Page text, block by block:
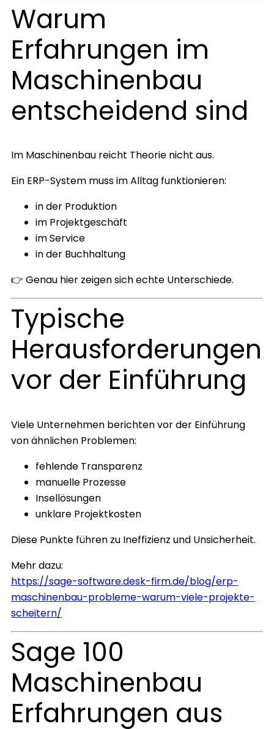
Warum
Erfahrungen im
Maschinenbau
entscheidend sind
Im Maschinenbau reicht Theorie nicht aus.
Ein ERP-System muss im Alltag funktionieren:
in der Produktion
im Projektgeschäft
im Service
in der Buchhaltung
👉 Genau hier zeigen sich echte Unterschiede.
Typische
Herausforderungen
vor der Einführung
Viele Unternehmen berichten vor der Einführung
von ähnlichen Problemen:
fehlende Transparenz
manuelle Prozesse
Insellösungen
unklare Projektkosten
Diese Punkte führen zu Ineffizienz und Unsicherheit.
Mehr dazu:
https://sage-software.desk-firm.de/blog/erp-
maschinenbau-probleme-warum-viele-projekte-
scheitern/
Sage 100
Maschinenbau
Erfahrungen aus